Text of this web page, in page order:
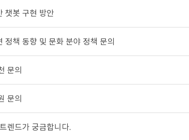
챗봇 구현 방안
정책 동향 및 문화 분야 정책 문의
문의
문의
렌드가 궁금합니다.